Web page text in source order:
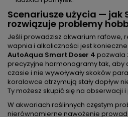
Scenariusze użycia — jak
rozwiązuje problemy
Jeśli prowadzisz akwarium rafowe,
wapnia i alkaliczności jest
AutoAqua Smart Doser 4 pozwala
precyzyjne harmonogramy tak, aby
czasie i nie wywoływały skoków
koralowce otrzymują stały dopływ
Ty możesz skupić się na obserwacji
W akwariach roślinnych częstym
nierównomierne nawożenie